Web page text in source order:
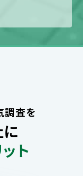
調査を
ト